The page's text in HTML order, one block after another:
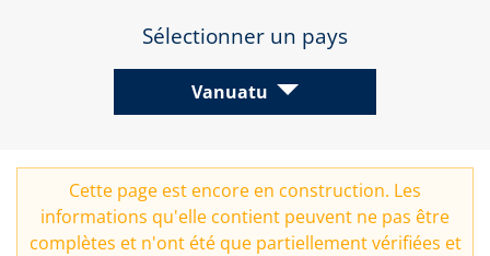
Sélectionner un pays
Vanuatu
Cette page est encore en construction. Les
informations qu'elle contient peuvent ne pas être
complètes et n'ont été que partiellement vérifiées et